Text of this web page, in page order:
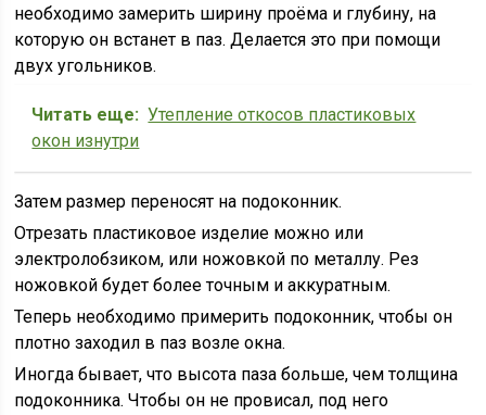
необходимо замерить ширину проёма и глубину, на
которую он встанет в паз. Делается это при помощи
двух угольников.
Читать еще: Утепление откосов пластиковых
окон изнутри
Затем размер переносят на подоконник.
Отрезать пластиковое изделие можно или
электролобзиком, или ножовкой по металлу. Рез
ножовкой будет более точным и аккуратным.
Теперь необходимо примерить подоконник, чтобы он
плотно заходил в паз возле окна.
Иногда бывает, что высота паза больше, чем толщина
подоконника. Чтобы он не провисал, под него